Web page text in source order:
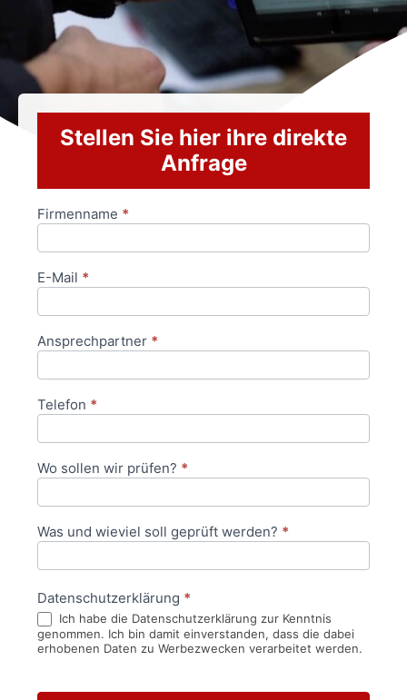
Stellen Sie hier ihre direkte
Anfrage
Anfrageformular
Firmenname *
E-Mail *
Ansprechpartner *
Telefon *
Wo sollen wir prüfen? *
Was und wieviel soll geprüft werden? *
Datenschutzerklärung *
Ich habe die Datenschutzerklärung zur Kenntnis
genommen. Ich bin damit einverstanden, dass die dabei
erhobenen Daten zu Werbezwecken verarbeitet werden.